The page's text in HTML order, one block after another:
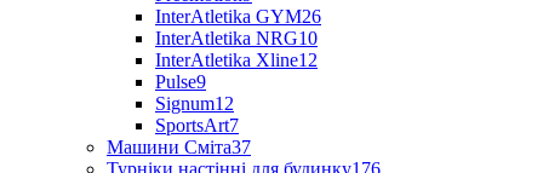
InterAtletika GYM26
InterAtletika NRG10
InterAtletika Xline12
Pulse9
Signum12
SportsArt7
Машини Сміта37
Турніки настінні для будинку176